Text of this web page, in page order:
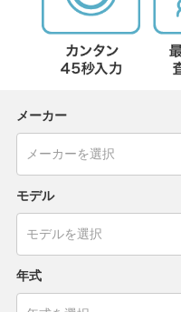
メーカー
モデル
年式